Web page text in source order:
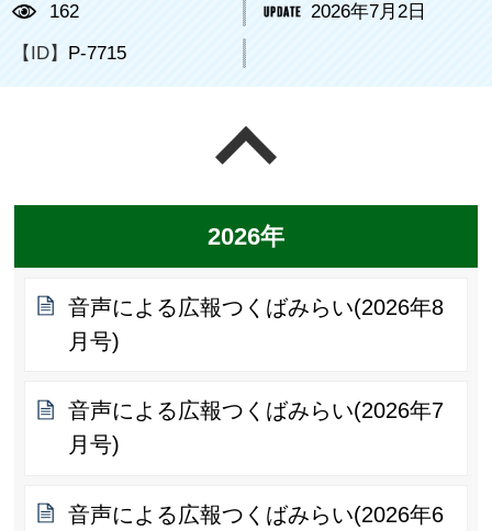
162 2026年7月2日
【ID】 P-7715
2026年
音声による広報つくばみらい(2026年8
月号)
音声による広報つくばみらい(2026年7
月号)
音声による広報つくばみらい(2026年6